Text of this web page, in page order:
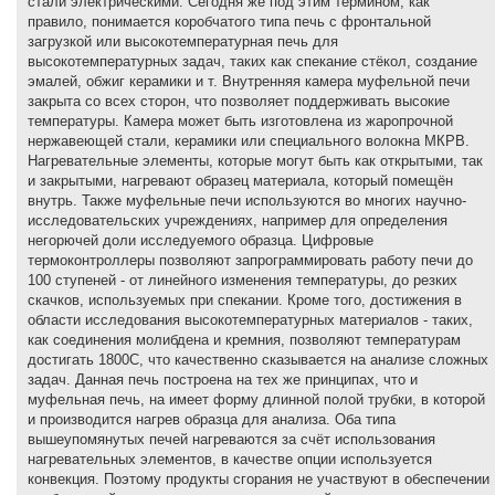
правило, понимается коробчатого типа печь с фронтальной
загрузкой или высокотемпературная печь для
высокотемпературных задач, таких как спекание стёкол, создание
эмалей, обжиг керамики и т. Внутренняя камера муфельной печи
закрыта со всех сторон, что позволяет поддерживать высокие
температуры. Камера может быть изготовлена из жаропрочной
нержавеющей стали, керамики или специального волокна МКРВ.
Нагревательные элементы, которые могут быть как открытыми, так
и закрытыми, нагревают образец материала, который помещён
внутрь. Также муфельные печи используются во многих научно-
исследовательских учреждениях, например для определения
негорючей доли исследуемого образца. Цифровые
термоконтроллеры позволяют запрограммировать работу печи до
100 ступеней - от линейного изменения температуры, до резких
скачков, используемых при спекании. Кроме того, достижения в
области исследования высокотемпературных материалов - таких,
как соединения молибдена и кремния, позволяют температурам
достигать 1800С, что качественно сказывается на анализе сложных
задач. Данная печь построена на тех же принципах, что и
муфельная печь, на имеет форму длинной полой трубки, в которой
и производится нагрев образца для анализа. Оба типа
вышеупомянутых печей нагреваются за счёт использования
нагревательных элементов, в качестве опции используется
конвекция. Поэтому продукты сгорания не участвуют в обеспечении